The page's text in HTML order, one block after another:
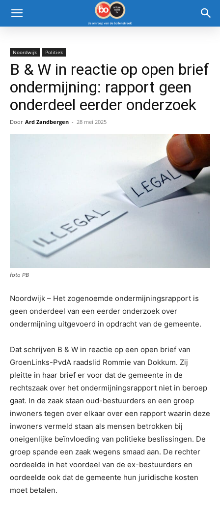
Noordwijk Politiek
B & W in reactie op open brief
ondermijning: rapport geen
onderdeel eerder onderzoek
Door Ard Zandbergen - 28 mei 2025
foto PB
Noordwijk – Het zogenoemde ondermijningsrapport is
geen onderdeel van een eerder onderzoek over
ondermijning uitgevoerd in opdracht van de gemeente.
Dat schrijven B & W in reactie op een open brief van
GroenLinks-PvdA raadslid Rommie van Dokkum. Zij
pleitte in haar brief er voor dat de gemeente in de
rechtszaak over het ondermijningsrapport niet in beroep
gaat. In de zaak staan oud-bestuurders en een groep
inwoners tegen over elkaar over een rapport waarin deze
inwoners vermeld staan als mensen betrokken bij
oneigenlijke beïnvloeding van politieke beslissingen. De
groep spande een zaak wegens smaad aan. De rechter
oordeelde in het voordeel van de ex-bestuurders en
oordeelde ook dat de gemeente hun juridische kosten
moet betalen.